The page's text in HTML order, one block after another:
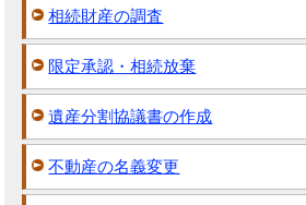
相続財産の調査
限定承認・相続放棄
遺産分割協議書の作成
不動産の名義変更